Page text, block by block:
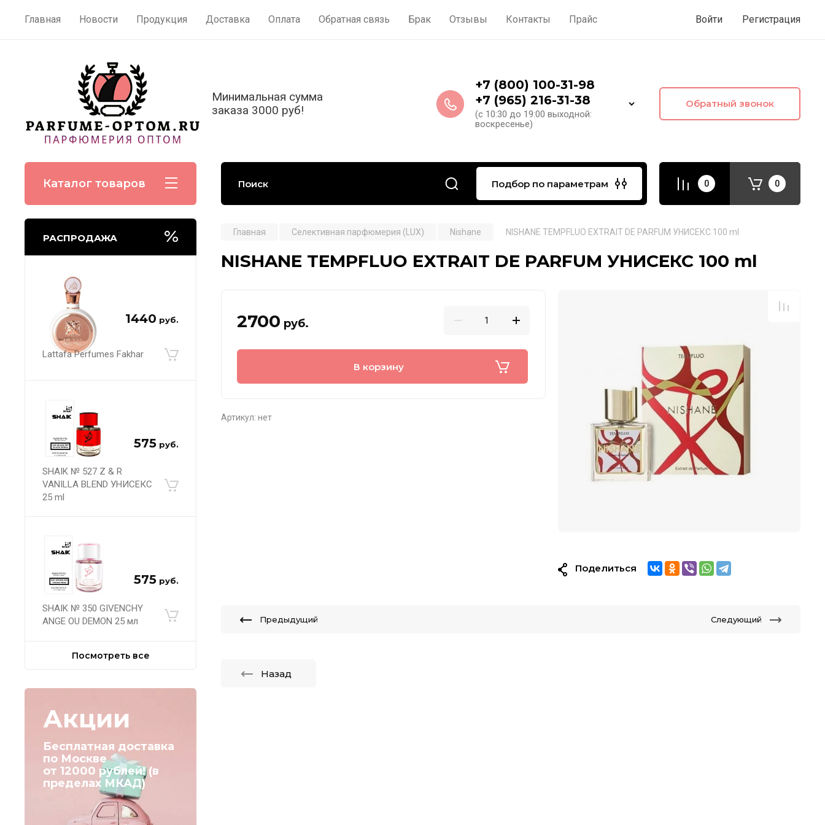
Главная Новости Продукция Доставка Оплата Обратная связь Брак Отзывы Контакты Прайс Войти Регистрация
Минимальная сумма
заказа 3000 руб!
+7 (800) 100-31-98
+7 (965) 216-31-38
(с 10:30 до 19:00 выходной:
воскресенье)
Обратный звонок
Каталог товаров Подбор по параметрам 0 0
РАСПРОДАЖА
1440 руб.
Lattafa Perfumes Fakhar
575 руб.
SHAIK № 527 Z & R
VANILLA BLEND УНИСЕКС
25 ml
575 руб.
SHAIK № 350 GIVENCHY
ANGE OU DEMON 25 мл
Посмотреть все
Акции
Бесплатная доставка
по Москве
от 12000 рублей! (в
пределах МКАД)
Главная Селективная парфюмерия (LUX) Nishane NISHANE TEMPFLUO EXTRAIT DE PARFUM УНИСЕКС 100 ml
NISHANE TEMPFLUO EXTRAIT DE PARFUM УНИСЕКС 100 ml
2700 руб.
В корзину
Артикул: нет
Поделиться
Предыдущий Следующий
Назад